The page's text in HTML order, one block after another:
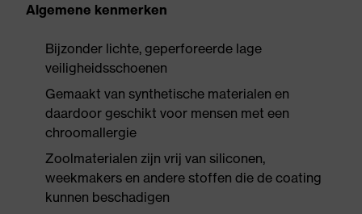
Algemene kenmerken
Bijzonder lichte, geperforeerde lage
veiligheidsschoenen
Gemaakt van synthetische materialen en
daardoor geschikt voor mensen met een
chroomallergie
Zoolmaterialen zijn vrij van siliconen,
weekmakers en andere stoffen die de coating
kunnen beschadigen